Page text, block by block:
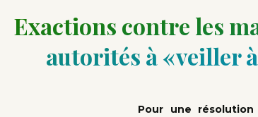
Exactions contre les
autorités à « veiller
Pour une